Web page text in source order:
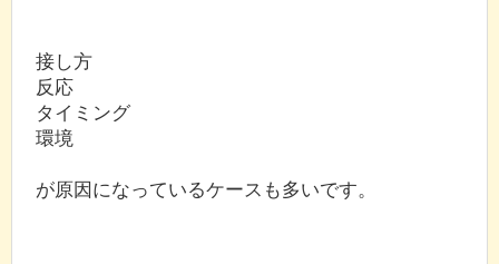
接し方
反応
タイミング
環境
が原因になっているケースも多いです。